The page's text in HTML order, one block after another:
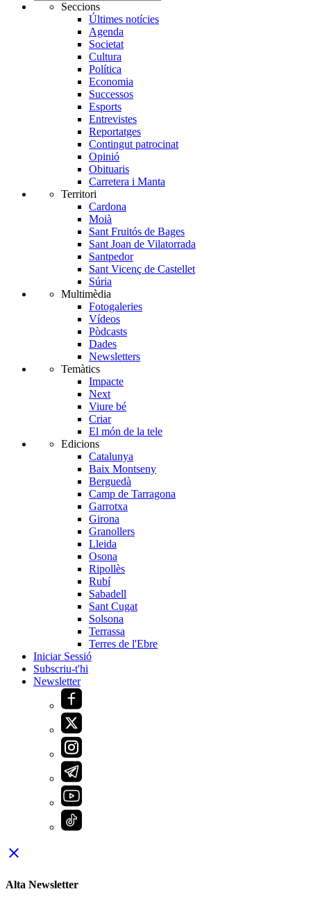
Seccions
Últimes notícies
Agenda
Societat
Cultura
Política
Economia
Successos
Esports
Entrevistes
Reportatges
Contingut patrocinat
Opinió
Obituaris
Carretera i Manta
Territori
Cardona
Moià
Sant Fruitós de Bages
Sant Joan de Vilatorrada
Santpedor
Sant Vicenç de Castellet
Súria
Multimèdia
Fotogaleries
Vídeos
Pòdcasts
Dades
Newsletters
Temàtics
Impacte
Next
Viure bé
Criar
El món de la tele
Edicions
Catalunya
Baix Montseny
Berguedà
Camp de Tarragona
Garrotxa
Girona
Granollers
Lleida
Osona
Ripollès
Rubí
Sabadell
Sant Cugat
Solsona
Terrassa
Terres de l'Ebre
Iniciar Sessió
Subscriu-t'hi
Newsletter
close
Alta Newsletter